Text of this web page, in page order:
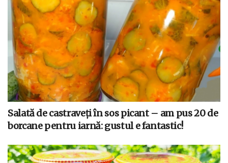
Salată de castraveți în sos picant – am pus 20 de
borcane pentru iarnă: gustul e fantastic!